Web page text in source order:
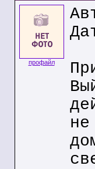
профайл